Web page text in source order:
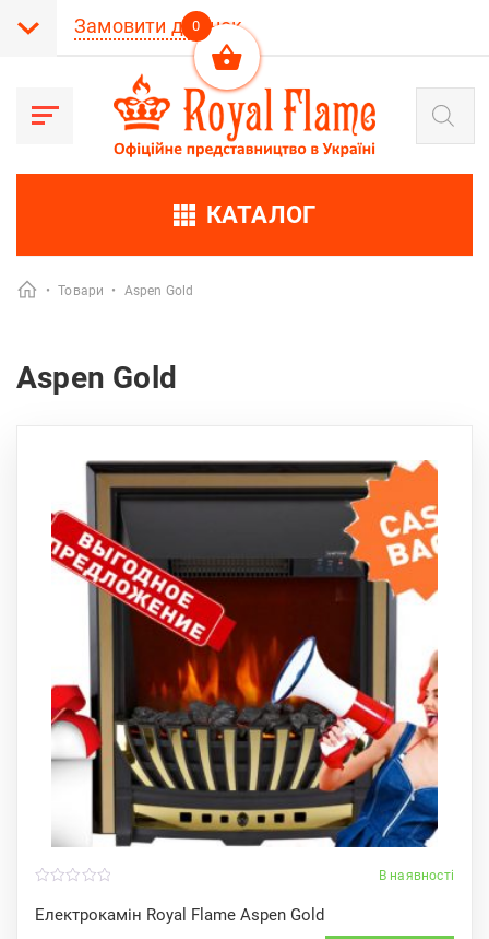
Замовити дзвінок
Пошук
товарів
КАТАЛОГ
• Товари • Aspen Gold
Aspen Gold
В наявності
Електрокамін Royal Flame Aspen Gold
o
u
0